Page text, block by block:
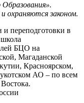
охраняются законом.
переподготовки в
БЦО на
Магаданской
Красноярском,
АО – по всем